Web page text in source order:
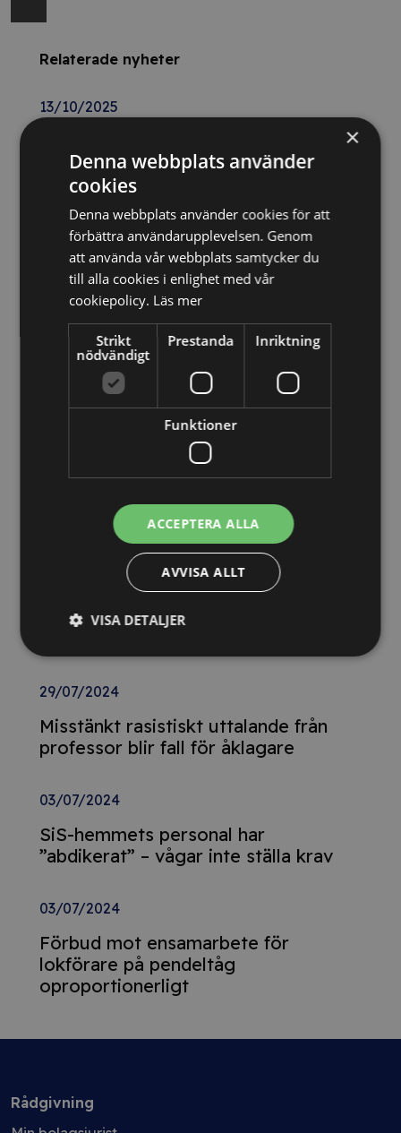
Relaterade nyheter
13/10/2025
svenska företag – lär dig vinna
upphandlingar med våra nya kurser
26/02/2025
Detta innebär
Tillgänglighetsdirektivet
29/10/2024
Momsdeklarationer innehöll belopp
från tidigare år – döms för
29/07/2024
Postnord-anställd fälls för fyra
paketstölder
Tvist om företagshemligheter ska
29/07/2024
Misstänkt rasistiskt uttalande från
professor blir fall för åklagare
03/07/2024
SiS-hemmets personal har
”abdikerat” – vågar inte ställa krav
03/07/2024
Förbud mot ensamarbete för
lokförare på pendeltåg
oproportionerligt
Rådgivning
×
Denna webbplats använder
cookies
Denna webbplats använder cookies för att
förbättra användarupplevelsen. Genom
att använda vår webbplats samtycker du
till alla cookies i enlighet med vår
cookiepolicy. Läs mer
Strikt
nödvändigt
Prestanda Inriktning
Funktioner
ACCEPTERA ALLA
AVVISA ALLT
VISA DETALJER